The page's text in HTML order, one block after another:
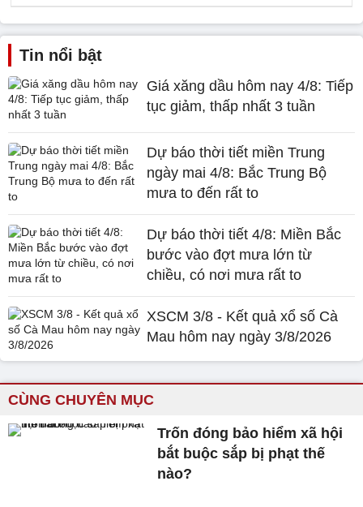
Tin nổi bật
Giá xăng dầu hôm nay 4/8: Tiếp
tục giảm, thấp nhất 3 tuần
Dự báo thời tiết miền Trung
ngày mai 4/8: Bắc Trung Bộ
mưa to đến rất to
Dự báo thời tiết 4/8: Miền Bắc
bước vào đợt mưa lớn từ
chiều, có nơi mưa rất to
XSCM 3/8 - Kết quả xổ số Cà
Mau hôm nay ngày 3/8/2026
CÙNG CHUYÊN MỤC
Trốn đóng bảo hiểm xã hội
bắt buộc sắp bị phạt thế
nào?